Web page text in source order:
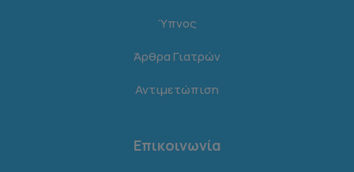
Ύπνος
Άρθρα Γιατρών
Αντιμετώπιση
Επικοινωνία